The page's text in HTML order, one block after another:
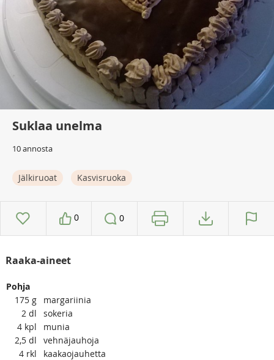
Suklaa unelma
10 annosta
Jälkiruoat Kasvisruoka
0 0
Raaka-aineet
Pohja
175 g
margariinia
2 dl
sokeria
4 kpl
munia
2,5 dl
vehnäjauhoja
4 rkl
kaakaojauhetta